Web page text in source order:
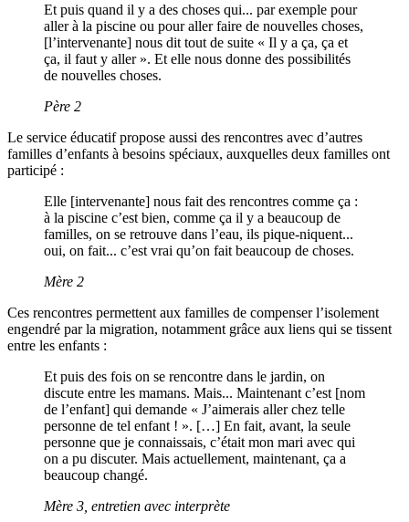
Et puis quand il y a des choses qui... par exemple pour
aller à la piscine ou pour aller faire de nouvelles choses,
[l’intervenante] nous dit tout de suite « Il y a ça, ça et
ça, il faut y aller ». Et elle nous donne des possibilités
de nouvelles choses.
Père 2
Le service éducatif propose aussi des rencontres avec d’autres
familles d’enfants à besoins spéciaux, auxquelles deux familles ont
participé :
Elle [intervenante] nous fait des rencontres comme ça :
à la piscine c’est bien, comme ça il y a beaucoup de
familles, on se retrouve dans l’eau, ils pique-niquent...
oui, on fait... c’est vrai qu’on fait beaucoup de choses.
Mère 2
Ces rencontres permettent aux familles de compenser l’isolement
engendré par la migration, notamment grâce aux liens qui se tissent
entre les enfants :
Et puis des fois on se rencontre dans le jardin, on
discute entre les mamans. Mais... Maintenant c’est [nom
de l’enfant] qui demande « J’aimerais aller chez telle
personne de tel enfant ! ». […] En fait, avant, la seule
personne que je connaissais, c’était mon mari avec qui
on a pu discuter. Mais actuellement, maintenant, ça a
beaucoup changé.
Mère 3, entretien avec interprète